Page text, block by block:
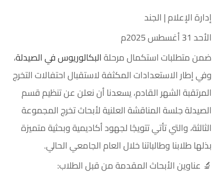
إدارة الإعلام | الجند
الأحد 31 أغسطس 2025م
ضمن متطلبات استكمال مرحلةالبكالوريوس في الصيدلة،
وفي إطار الاستعدادات المكثفة لاستقبال احتفالات التخرج
المرتقبة الشهر القادم، يسعدنا أن نعلن عن تنظيم قسم
الصيدلة جلسة المناقشة العلنية لأبحاث تخرج المجموعة
الثالثة، والتي تأتي تتويجًا لجهود أكاديمية وبحثية متميزة
بذلها طلابنا وطالباتنا خلال العام الجامعي الحالي.
🔬 عناوين الأبحاث المقدمة من قبل الطلاب: